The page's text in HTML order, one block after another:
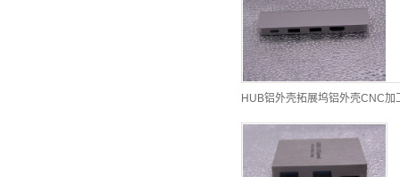
HUB铝外壳拓展坞铝外壳CNC加